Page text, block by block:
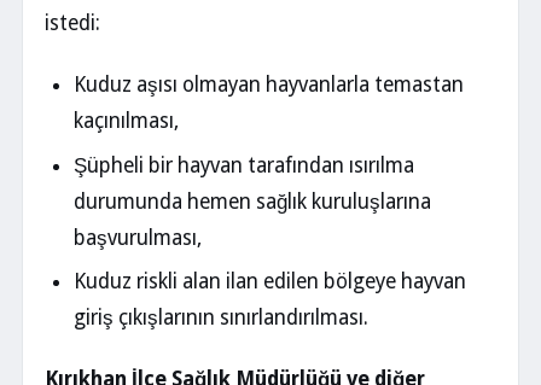
istedi:
Kuduz aşısı olmayan hayvanlarla temastan
kaçınılması,
Şüpheli bir hayvan tarafından ısırılma
durumunda hemen sağlık kuruluşlarına
başvurulması,
Kuduz riskli alan ilan edilen bölgeye hayvan
giriş çıkışlarının sınırlandırılması.
Kırıkhan İlçe Sağlık Müdürlüğü ve diğer